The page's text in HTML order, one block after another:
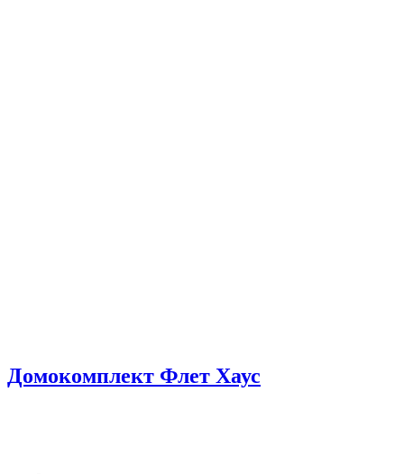
Домокомплект Флет Хаус